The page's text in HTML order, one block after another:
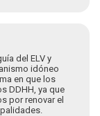
del ELV y
idóneo
en que los
DDHH, ya que
por renovar el